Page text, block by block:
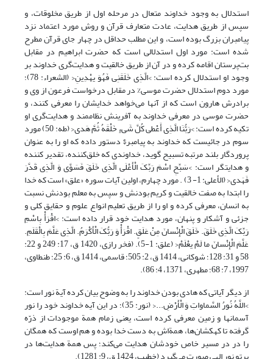
استدلال به وجود خداوند متعال در مرحله اول از طریق مخلوقات، و
سپس از طریق هدایت، عادت متعارف قرآن و روش مورد اعتماد نزد
پیامبران بزرگ بوده است، و این مطلب حداقل در چهار جای قرآن مطرح
شده است: مورد اول استدلالی است که حضرت ابراهیم در مقابل
بت‌پرستان اقامه کرده و در آن از طریق خالقیت و هدایت‌گری خداوند بر
وجود او استدلال کرده است: >الَّذِی خَلَقَنِی فَهُوَ یهْدِینِ< (الشعراء: 78)؛
مورد دوم استدلال حضرت موسی% در مقابل درخواست فرعون از وی و
برادرش هارون است که از آنها می‌خواهد خدایشان را معرفی کنند، و
حضرت موسی در معرفی خداوند به آفرینش نظاممند و هدایت‌گری او
تکیه کرده است: >رَبُّنَا الَّذِی أَعْطى‏ کُلَّ شَی‏ءٍ خَلْقَهُ ثُمَّ هَدى<‏ (طه: 50) مورد
سوم در جائیست که خداوند به پیامبر$ دستور داده که او را به عنوان
پروردگار بلند مرتبه تسبیح گوید، خداوندی که خلق‌کننده، تقدیر کننده
و هدایتگر است: >سَبِّحِ اسْمَ رَبِّکَ الْأَعْلَى الَّذِی خَلَقَ فَسَوَّى وَ الَّذِی قَدَّرَ
فَهَدى<‏ (الأعلى: 1- 3) . مورد چهارم، اولین آیات سوره «علق» است که خدا
را ابتدا به صفت خالقیت و کریم بودنش و سپس به معلم بودنش نسبت
به انسان، معرفی کرده و او را از طریق تعلیم انواع علوم و حقایق کلی و
جزئی و آشکار و پنهان، مورد هدایت خود قرار داده است: >اقْرَأْ بِاسْمِ
رَبِّکَ الَّذِی خَلَقَ. خَلَقَ الْإِنْسانَ مِنْ عَلَقٍ. اقْرَأْ وَ رَبُّکَ الْأَکْرَمُ‏. الَّذِی عَلَّمَ بِالْقَلَمِ.
عَلَّمَ الْإِنْسانَ ما لَمْ یعْلَمْ<‏ (علق: 1-5). (فخر رازی، 1420 ق، ‏17: 249 و 22:
58 و 31: 128؛ شوکانی، 1414 ق، 2: 505؛ قاسمی، 1414 ق، 6: 25؛ طنطاوی،
1997، ‏7: 68؛ مطهری، 1371، ‏4: 86).
از دیگر آیاتی که هادی بودن خداوند را به وضوح بیان کرده آیة نور است:
>اللَّهُ نُورُ السَّماواتِ وَ الْأَرْضِ...< (نور: 35)؛ در این آیه خداوند خود را نور
آسمانها و زمین معرفی کرده است، یعنی زمام همة موجودات از ذرّه
گرفته تا کهکشان‌ها، همة‌اش به دست خدا بوده و هم اوست که همگان
را در در مسیر خاص خودشان هدایت می‌کند؛ پس همة هدایت‌ها در